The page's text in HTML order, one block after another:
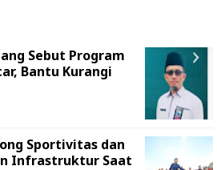
Sebut Program
Bantu Kurangi
Sportivitas dan
Infrastruktur Saat